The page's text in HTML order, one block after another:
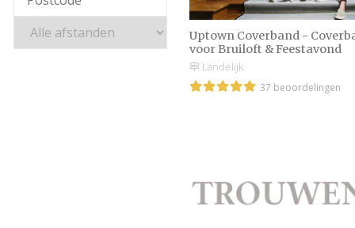
Uptown Coverband -
voor Bruiloft & Feestavond
Landelijk
37 beoordelingen